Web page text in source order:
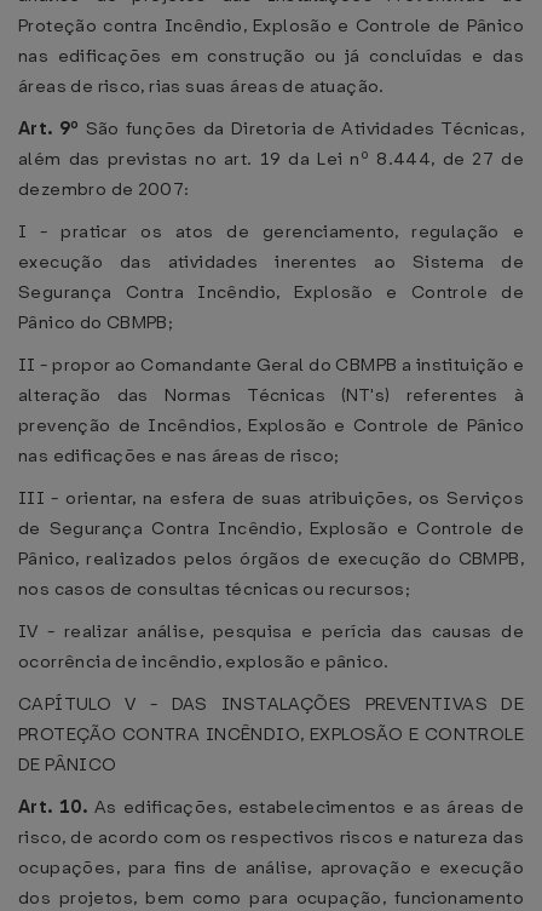
Proteção contra Incêndio, Explosão e Controle de Pânico
nas edificações em construção ou já concluídas e das
áreas de risco, rias suas áreas de atuação.
Art. 9º São funções da Diretoria de Atividades Técnicas,
além das previstas no art. 19 da Lei nº 8.444, de 27 de
dezembro de 2007:
I - praticar os atos de gerenciamento, regulação e
execução das atividades inerentes ao Sistema de
Segurança Contra Incêndio, Explosão e Controle de
Pânico do CBMPB;
II - propor ao Comandante Geral do CBMPB a instituição e
alteração das Normas Técnicas (NT's) referentes à
prevenção de Incêndios, Explosão e Controle de Pânico
nas edificações e nas áreas de risco;
III - orientar, na esfera de suas atribuições, os Serviços
de Segurança Contra Incêndio, Explosão e Controle de
Pânico, realizados pelos órgãos de execução do CBMPB,
nos casos de consultas técnicas ou recursos;
IV - realizar análise, pesquisa e perícia das causas de
ocorrência de incêndio, explosão e pânico.
CAPÍTULO V - DAS INSTALAÇÕES PREVENTIVAS DE
PROTEÇÃO CONTRA INCÊNDIO, EXPLOSÃO E CONTROLE
DE PÂNICO
Art. 10. As edificações, estabelecimentos e as áreas de
risco, de acordo com os respectivos riscos e natureza das
ocupações, para fins de análise, aprovação e execução
dos projetos, bem como para ocupação, funcionamento